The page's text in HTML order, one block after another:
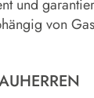
und
von